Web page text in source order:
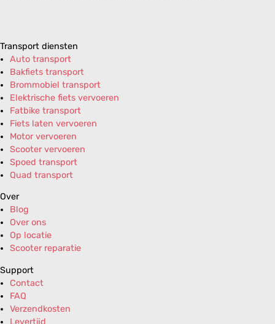
Transport diensten
Auto transport
Bakfiets transport
Brommobiel transport
Elektrische fiets vervoeren
Fatbike transport
Fiets laten vervoeren
Motor vervoeren
Scooter vervoeren
Spoed transport
Quad transport
Over
Blog
Over ons
Op locatie
Scooter reparatie
Support
Contact
FAQ
Verzendkosten
Levertijd